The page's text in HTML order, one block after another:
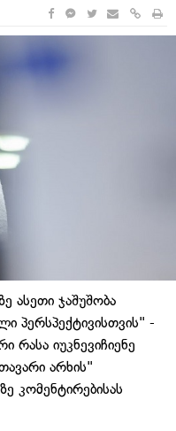
ასეთი ჯაშუშობა
პერსპექტივისთვის" -
რასა იუკნევიჩიენე
არხის"
კომენტირებისას